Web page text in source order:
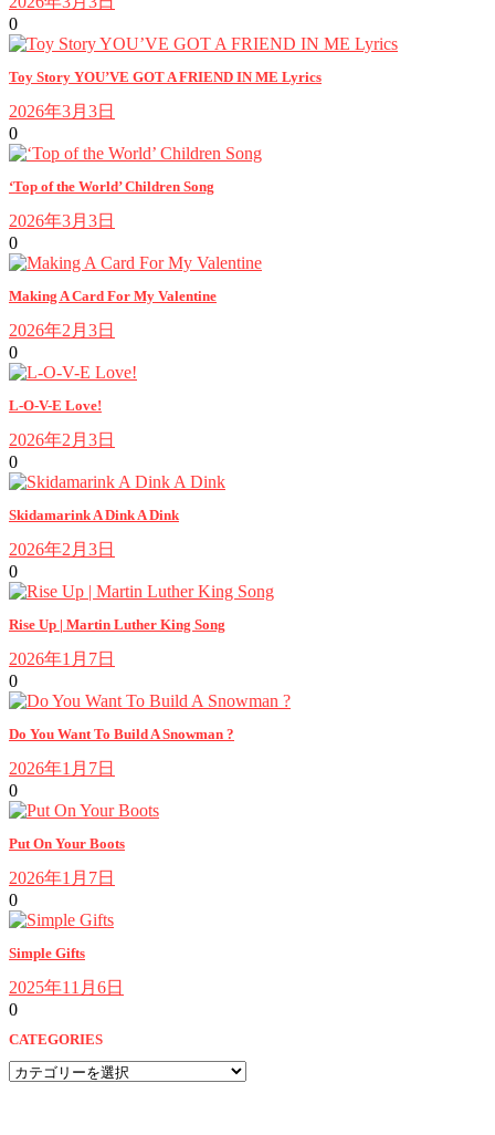
0
Toy Story YOU’VE GOT A FRIEND IN ME Lyrics
2026年3月3日
0
‘Top of the World’ Children Song
2026年3月3日
0
Making A Card For My Valentine
2026年2月3日
0
L-O-V-E Love!
2026年2月3日
0
Skidamarink A Dink A Dink
2026年2月3日
0
Rise Up | Martin Luther King Song
2026年1月7日
0
Do You Want To Build A Snowman ?
2026年1月7日
0
Put On Your Boots
2026年1月7日
0
Simple Gifts
2025年11月6日
0
CATEGORIES
CATEGORIES